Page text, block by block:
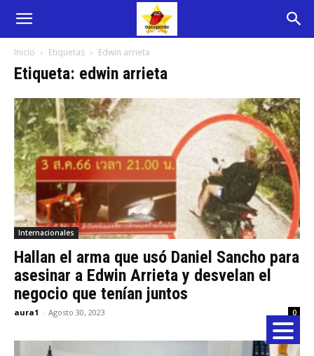
Inicio Etiquetas Edwin arrieta
Etiqueta: edwin arrieta
Internacionales
Hallan el arma que usó Daniel Sancho para
asesinar a Edwin Arrieta y desvelan el
negocio que tenían juntos
aura1 - Agosto 30, 2023 0